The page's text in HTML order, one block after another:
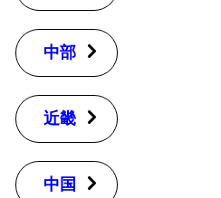
中部
近畿
中国